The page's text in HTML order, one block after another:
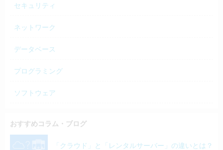
セキュリティ
ネットワーク
データベース
プログラミング
ソフトウェア
おすすめコラム・ブログ
「クラウド」と「レンタルサーバー」の違いとは？